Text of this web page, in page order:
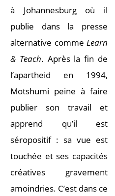
à Johannesburg où il
publie dans la presse
alternative comme Learn
& Teach. Après la fin de
l’apartheid en 1994,
Motshumi peine à faire
publier son travail et
apprend qu’il est
séropositif : sa vue est
touchée et ses capacités
créatives gravement
amoindries. C’est dans ce